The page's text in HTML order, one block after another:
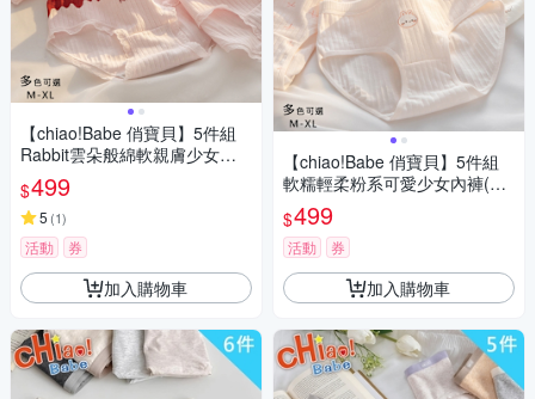
【chiao!Babe 俏寶貝】5件組
Rabbit雲朵般綿軟親膚少女內
褲(M-XL/學生/少女/兒童/5色)
$499
5 (1)
活動 券
加入購物車
【chiao!Babe 俏寶貝】5件組
軟糯輕柔粉系可愛少女內褲(M-
XL/學生/少女/兒童/5色)
$499
活動 券
加入購物車